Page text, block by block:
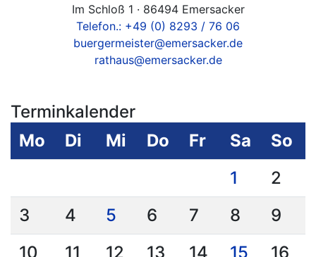
Im Schloß 1 · 86494 Emersacker
Telefon.: +49 (0) 8293 / 76 06
buergermeister@emersacker.de
rathaus@emersacker.de
Terminkalender
Mo
Di Mi Do Fr Sa
So
1
2
3
4 5 6 7 8
9
10
11 12 13 14 15
16